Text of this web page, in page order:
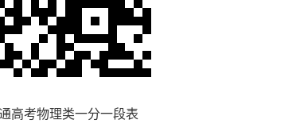
考物理类一分一段表